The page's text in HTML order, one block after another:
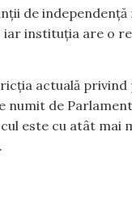
de
instituția are o
actuală
de
este cu atât mai